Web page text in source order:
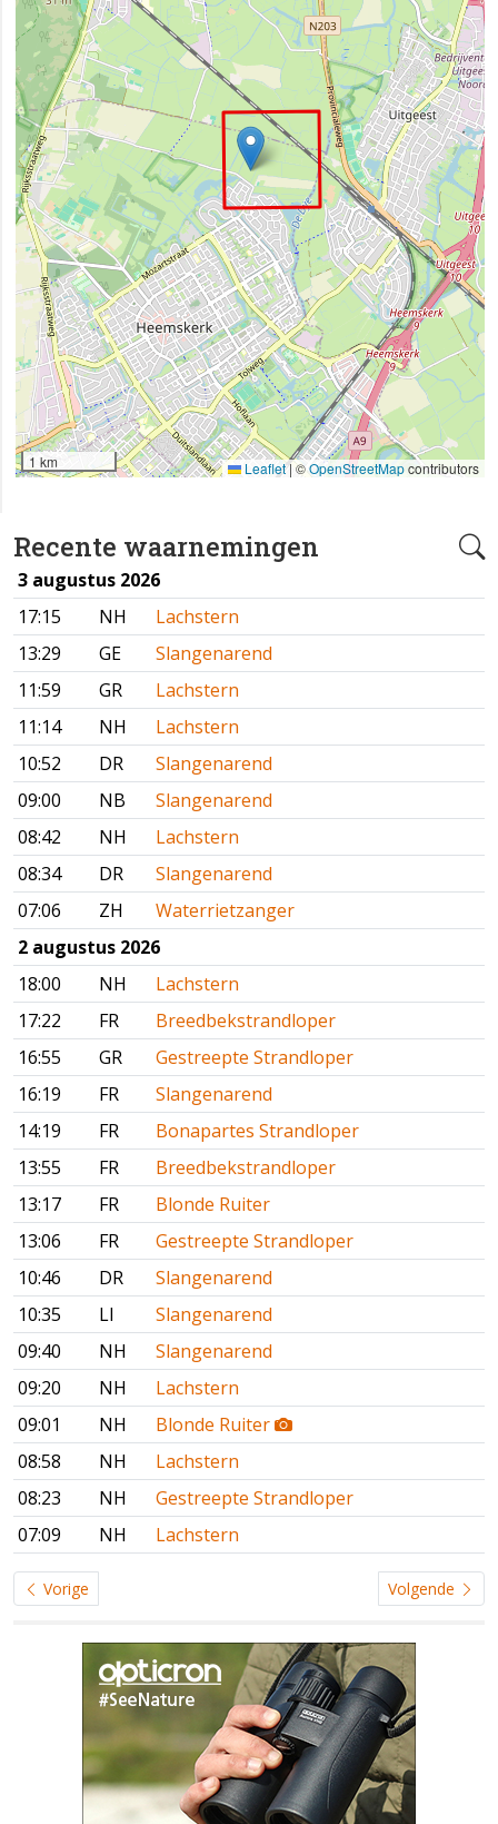
Recente waarnemingen
3 augustus 2026
17:15
NH
Lachstern
13:29
GE
Slangenarend
11:59
GR
Lachstern
11:14
NH
Lachstern
10:52
DR
Slangenarend
09:00
NB
Slangenarend
08:42
NH
Lachstern
08:34
DR
Slangenarend
07:06
ZH
Waterrietzanger
2 augustus 2026
18:00
NH
Lachstern
17:22
FR
Breedbekstrandloper
16:55
GR
Gestreepte Strandloper
16:19
FR
Slangenarend
14:19
FR
Bonapartes Strandloper
13:55
FR
Breedbekstrandloper
13:17
FR
Blonde Ruiter
13:06
FR
Gestreepte Strandloper
10:46
DR
Slangenarend
10:35
LI
Slangenarend
09:40
NH
Slangenarend
09:20
NH
Lachstern
09:01
NH
Blonde Ruiter
08:58
NH
Lachstern
08:23
NH
Gestreepte Strandloper
07:09
NH Lachstern
Vorige Volgende
1 km Leaflet|©OpenStreetMapcontributors